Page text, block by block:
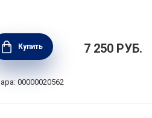
ручка длина 7 см,
сталь, цвет
Франция, PLSX
Купить 7 250 РУБ.
00000020562